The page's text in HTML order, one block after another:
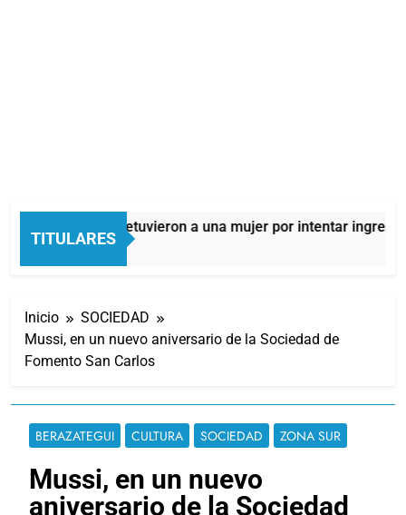
TITULARES
Quilmes: detuvieron a una mujer por intentar
9 Horas Atrás
Inicio
SOCIEDAD
Mussi, en un nuevo aniversario de la Sociedad de
Fomento San Carlos
BERAZATEGUI CULTURA SOCIEDAD ZONA SUR
Mussi, en un nuevo
aniversario de la Sociedad